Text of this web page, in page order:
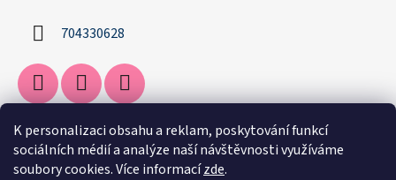
K personalizaci obsahu a reklam, poskytování funkcí
sociálních médií a analýze naší návštěvnosti využíváme
soubory cookies. Více informacízde.
704330628
Facebook